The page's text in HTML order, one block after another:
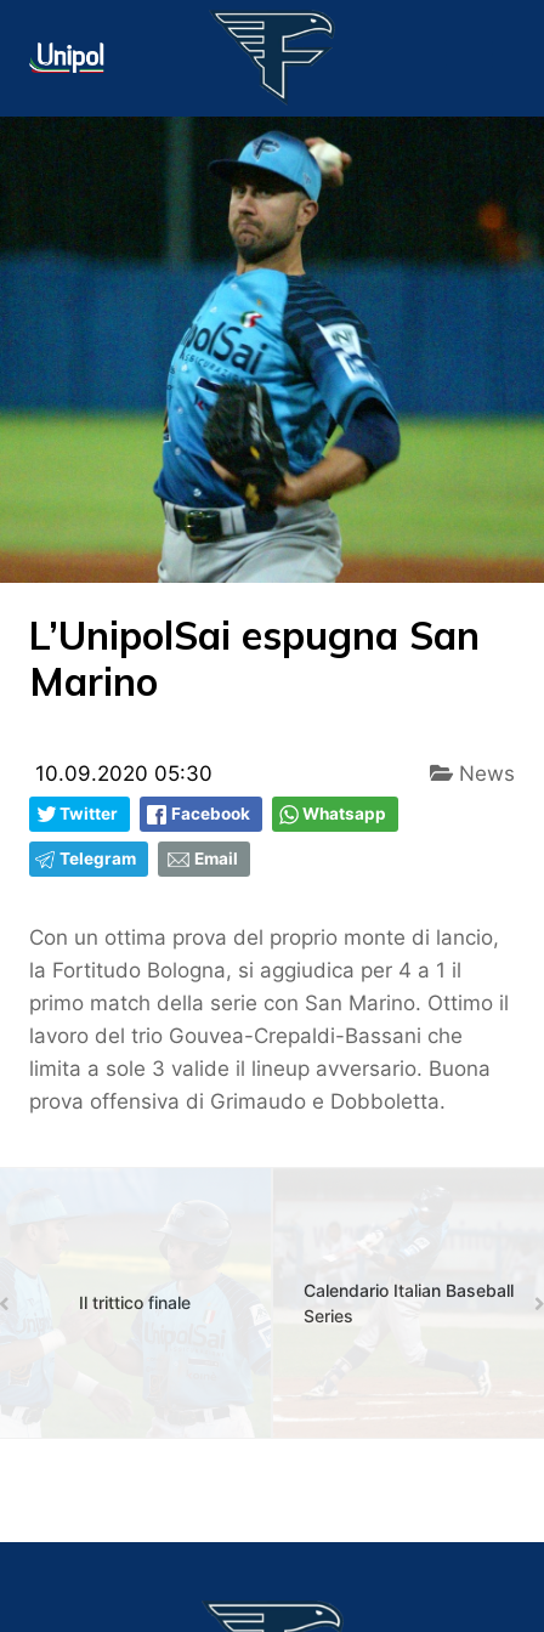
L’UnipolSai espugna San
Marino
10.09.2020 05:30 News
Twitter Facebook Whatsapp
Telegram Email
Con un ottima prova del proprio monte di lancio,
la Fortitudo Bologna, si aggiudica per 4 a 1 il
primo match della serie con San Marino. Ottimo il
lavoro del trio Gouvea-Crepaldi-Bassani che
limita a sole 3 valide il lineup avversario. Buona
prova offensiva di Grimaudo e Dobboletta.
Il trittico finale
Calendario Italian Baseball
Series